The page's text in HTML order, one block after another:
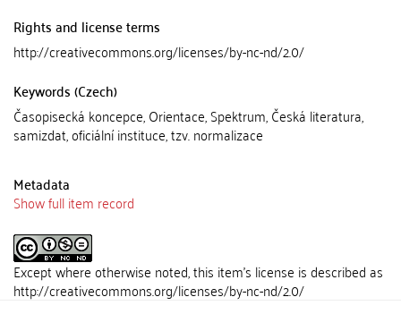
Rights and license terms
http://creativecommons.org/licenses/by-nc-nd/2.0/
Keywords (Czech)
Časopisecká koncepce, Orientace, Spektrum, Česká literatura,
samizdat, oficiální instituce, tzv. normalizace
Metadata
Show full item record
Except where otherwise noted, this item's license is described as
http://creativecommons.org/licenses/by-nc-nd/2.0/